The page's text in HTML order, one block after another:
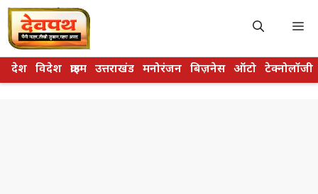
Skip
to
content
देश विदेश क्राइम उत्तराखंड मनोरंजन बिज़नेस ऑटो टेक्नोलॉजी